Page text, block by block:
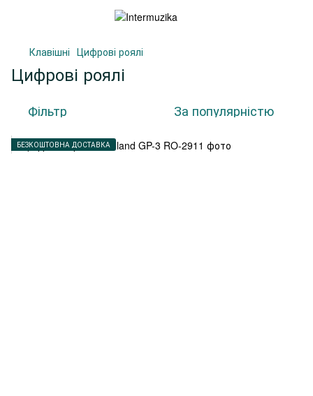
Клавішні Цифрові роялі
Цифрові роялі
Фільтр За популярністю
БЕЗКОШТОВНА ДОСТАВКА